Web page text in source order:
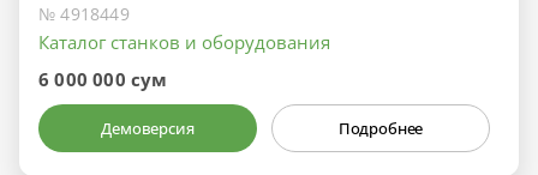
№ 4918449
Каталог станков и оборудования
6 000 000 сум
Демоверсия Подробнее